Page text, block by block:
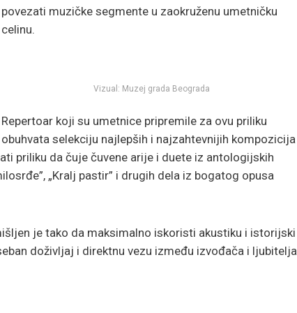
povezati muzičke segmente u zaokruženu umetničku
celinu.
Vizual: Muzej grada Beograda
Repertoar koji su umetnice pripremile za ovu priliku
obuhvata selekciju najlepših i najzahtevnijih kompozicija
priliku da čuje čuvene arije i duete iz antologijskih
„Kralj pastir” i drugih dela iz bogatog opusa
je tako da maksimalno iskoristi akustiku i istorijski
doživljaj i direktnu vezu između izvođača i ljubitelja